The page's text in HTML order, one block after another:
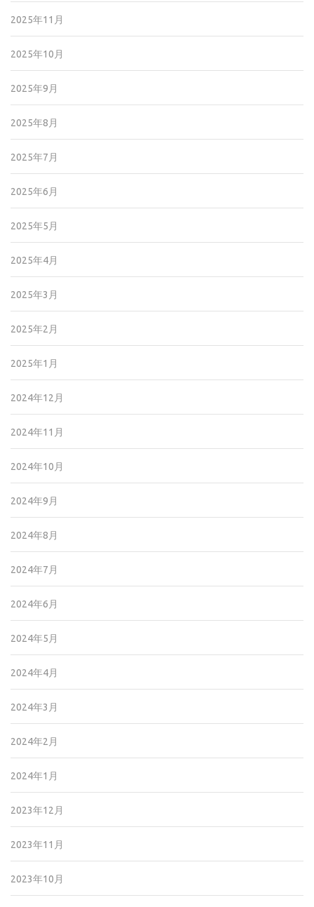
2025年11月
2025年10月
2025年9月
2025年8月
2025年7月
2025年6月
2025年5月
2025年4月
2025年3月
2025年2月
2025年1月
2024年12月
2024年11月
2024年10月
2024年9月
2024年8月
2024年7月
2024年6月
2024年5月
2024年4月
2024年3月
2024年2月
2024年1月
2023年12月
2023年11月
2023年10月